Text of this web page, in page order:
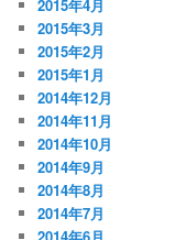
2015年4月
2015年3月
2015年2月
2015年1月
2014年12月
2014年11月
2014年10月
2014年9月
2014年8月
2014年7月